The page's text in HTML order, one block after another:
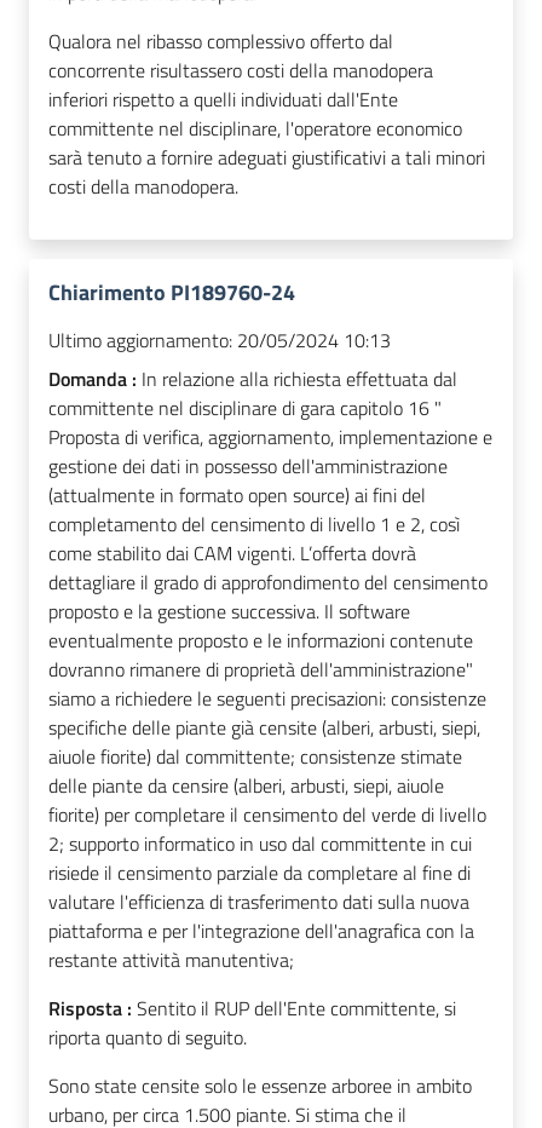
Qualora nel ribasso complessivo offerto dal
concorrente risultassero costi della manodopera
inferiori rispetto a quelli individuati dall'Ente
committente nel disciplinare, l'operatore economico
sarà tenuto a fornire adeguati giustificativi a tali minori
costi della manodopera.
Chiarimento PI189760-24
Ultimo aggiornamento: 20/05/2024 10:13
Domanda : In relazione alla richiesta effettuata dal
committente nel disciplinare di gara capitolo 16 "
Proposta di verifica, aggiornamento, implementazione e
gestione dei dati in possesso dell'amministrazione
(attualmente in formato open source) ai fini del
completamento del censimento di livello 1 e 2, così
come stabilito dai CAM vigenti. L’offerta dovrà
dettagliare il grado di approfondimento del censimento
proposto e la gestione successiva. Il software
eventualmente proposto e le informazioni contenute
dovranno rimanere di proprietà dell'amministrazione"
siamo a richiedere le seguenti precisazioni: consistenze
specifiche delle piante già censite (alberi, arbusti, siepi,
aiuole fiorite) dal committente; consistenze stimate
delle piante da censire (alberi, arbusti, siepi, aiuole
fiorite) per completare il censimento del verde di livello
2; supporto informatico in uso dal committente in cui
risiede il censimento parziale da completare al fine di
valutare l'efficienza di trasferimento dati sulla nuova
piattaforma e per l'integrazione dell'anagrafica con la
restante attività manutentiva;
Risposta : Sentito il RUP dell'Ente committente, si
riporta quanto di seguito.
Sono state censite solo le essenze arboree in ambito
urbano, per circa 1.500 piante. Si stima che il